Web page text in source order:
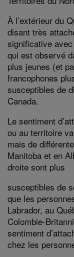
À l’extérieur du
disant très
significative
qui est observé
plus jeunes (et
francophones
susceptibles de
Canada.
Le sentiment
ou au territoire
mais de
Manitoba et en
droite sont plus
susceptibles de
que les
Labrador, au
Colombie-
sentiment
chez les